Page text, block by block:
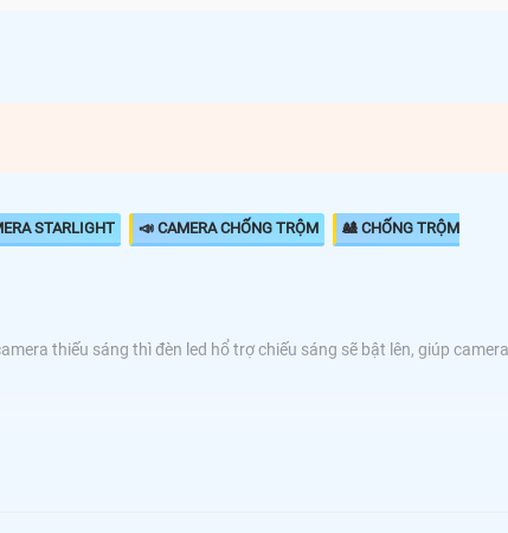
STARLIGHT 📣 CAMERA CHỐNG TRỘM 🎎 CHỐNG TRỘM
thiếu sáng thì đèn led hổ trợ chiếu sáng sẽ bật lên, giúp camera
camera nhận thấy vị trí lắp camera thiếu sáng thì